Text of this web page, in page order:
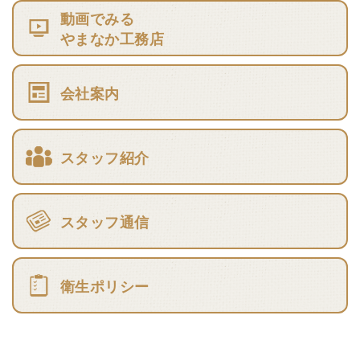
動画でみる
やまなか工務店
会社案内
スタッフ紹介
スタッフ通信
衛生ポリシー